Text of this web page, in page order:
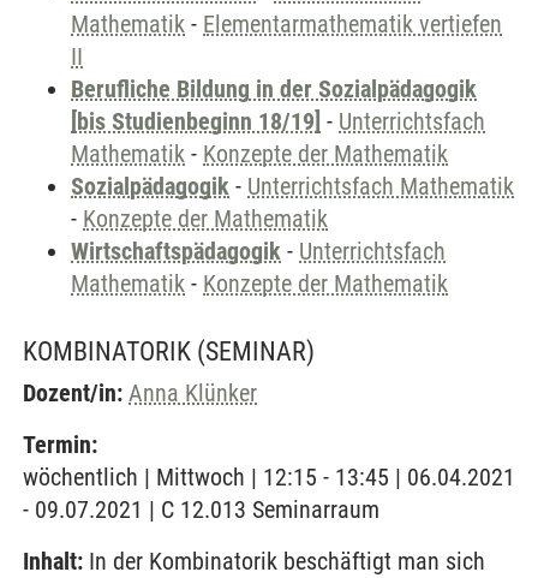
Mathematik - Elementarmathematik vertiefen
II
Berufliche Bildung in der Sozialpädagogik
[bis Studienbeginn 18/19] - Unterrichtsfach
Mathematik - Konzepte der Mathematik
Sozialpädagogik - Unterrichtsfach Mathematik
- Konzepte der Mathematik
Wirtschaftspädagogik - Unterrichtsfach
Mathematik - Konzepte der Mathematik
KOMBINATORIK (SEMINAR)
Dozent/in: Anna Klünker
Termin:
wöchentlich | Mittwoch | 12:15 - 13:45 | 06.04.2021
- 09.07.2021 | C 12.013 Seminarraum
Inhalt: In der Kombinatorik beschäftigt man sich